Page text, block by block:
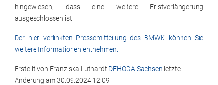
hingewiesen, dass eine weitere Fristverlängerung
ausgeschlossen ist.
Der hier verlinkten Pressemitteilung des BMWK können Sie
weitere Informationen entnehmen.
Erstellt von Franziska Luthardt DEHOGA Sachsen letzte
Änderung am30.09.2024 12:09